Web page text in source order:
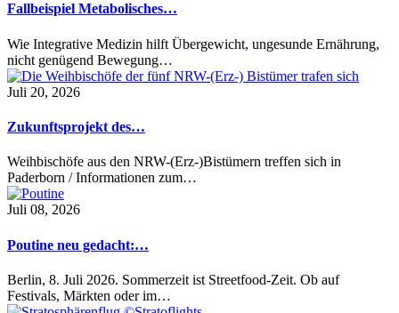
Fallbeispiel Metabolisches…
Wie Integrative Medizin hilft Übergewicht, ungesunde Ernährung,
nicht genügend Bewegung…
Juli 20, 2026
Zukunftsprojekt des…
Weihbischöfe aus den NRW-(Erz-)Bistümern treffen sich in
Paderborn / Informationen zum…
Juli 08, 2026
Poutine neu gedacht:…
Berlin, 8. Juli 2026. Sommerzeit ist Streetfood-Zeit. Ob auf
Festivals, Märkten oder im…